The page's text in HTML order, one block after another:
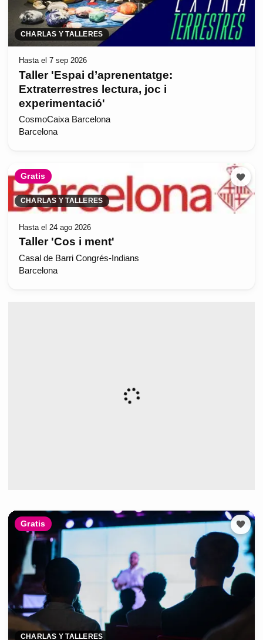
CHARLAS Y TALLERES
Hasta el 7 sep 2026
Taller 'Espai d’aprenentatge:
Extraterrestres lectura, joc i
experimentació'
CosmoCaixa Barcelona
Barcelona
Gratis
CHARLAS Y TALLERES
Hasta el 24 ago 2026
Taller 'Cos i ment'
Casal de Barri Congrés-Indians
Barcelona
Gratis
CHARLAS Y TALLERES